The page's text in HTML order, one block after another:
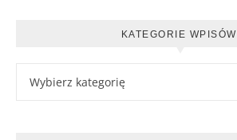
KATEGORIE WPISÓW